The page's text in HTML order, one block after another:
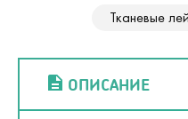
Тканевые
ОПИСАНИЕ